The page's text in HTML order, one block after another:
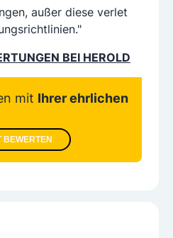
außer diese verlet
BEI HEROLD
mit Ihrer ehrlichen
BEWERTEN